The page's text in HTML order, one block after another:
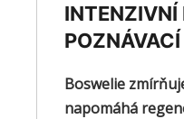
INTENZIVNÍ
Boswelie
napomáhá